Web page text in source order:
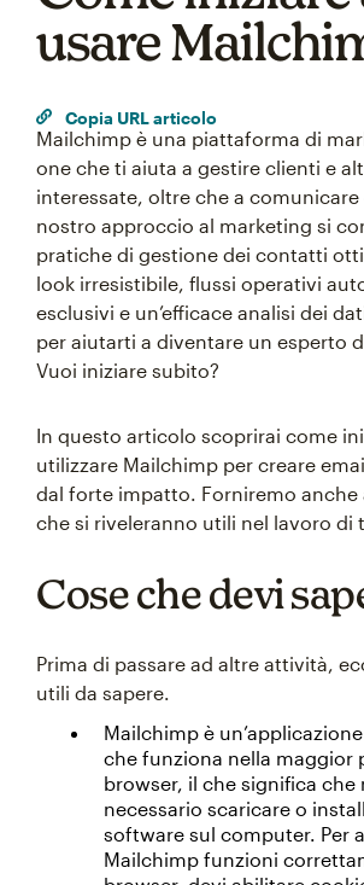
usare
Copia URL articolo
Mailchimp è una piattaforma di
one che ti aiuta a gestire clienti e
interessate, oltre che a
nostro approccio al marketing si
pratiche di gestione dei contatti
look irresistibile, flussi operativi
esclusivi e un’efficace analisi dei
per aiutarti a diventare un esperto
Vuoi iniziare subito?
In questo articolo scoprirai come
utilizzare Mailchimp per creare
dal forte impatto. Forniremo anche
che si riveleranno utili nel lavoro di
Cose che devi
Prima di passare ad altre attività,
utili da sapere.
Mailchimp è
che funziona nella maggior
browser, il che significa che
necessario scaricare o
software sul computer. Per
Mailchimp funzioni